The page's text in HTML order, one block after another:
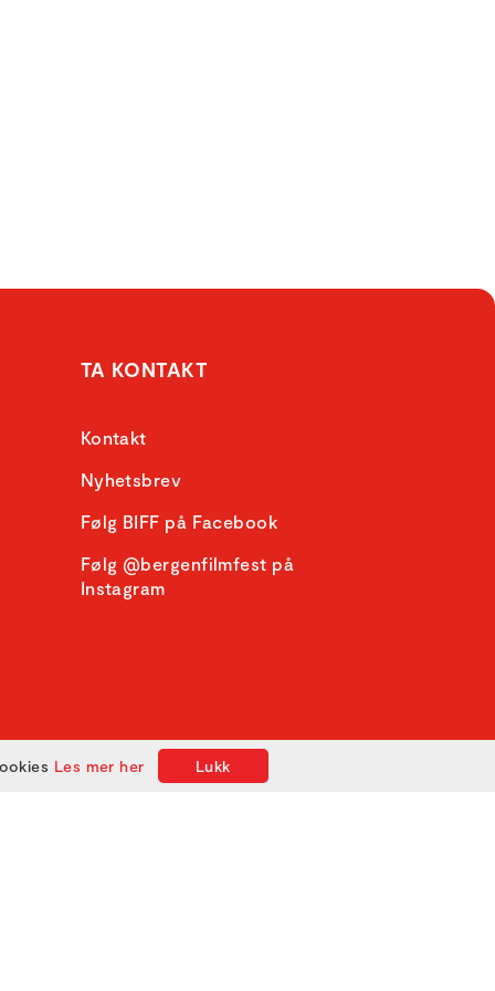
TA KONTAKT
Kontakt
Nyhetsbrev
Følg BIFF på Facebook
Følg @bergenfilmfest på
Instagram
Lukk
Les mer her